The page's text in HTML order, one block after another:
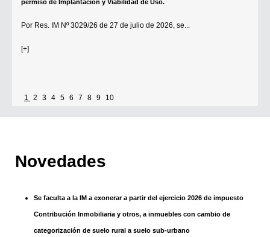
permiso de Implantación y Viabilidad de Uso.
Por Res. IM Nº 3029/26 de 27 de julio de 2026, se...
[+]
1 2 3 4 5 6 7 8 9 10
Novedades
Se faculta a la IM a exonerar a partir del ejercicio 2026 de impuesto
Contribución Inmobiliaria y otros, a inmuebles con cambio de
categorización de suelo rural a suelo sub-urbano